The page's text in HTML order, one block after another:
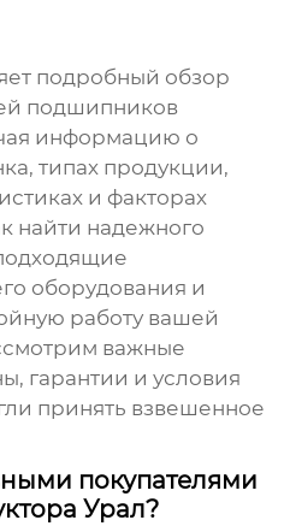
подробный обзор
подшипников
информацию о
типах продукции,
и факторах
найти надежного
оборудования и
работу вашей
важные
гарантии и условия
принять взвешенное
покупателями
Урал?